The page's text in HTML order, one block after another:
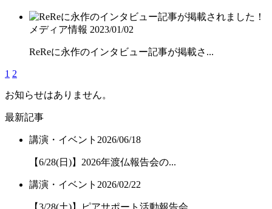
メディア情報 2023/01/02
ReReに永作のインタビュー記事が掲載さ...
1 2
お知らせはありません。
最新記事
講演・イベント 2026/06/18
【6/28(日)】2026年渡仏報告会の...
講演・イベント 2026/02/22
【3/28(土)】ピアサポート活動報告会...